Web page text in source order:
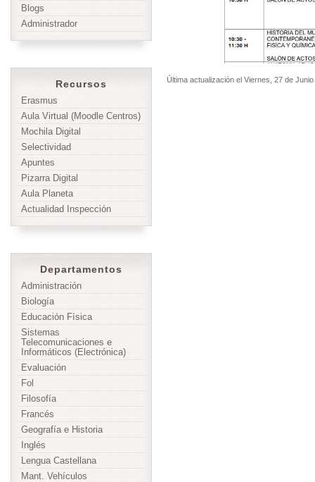
Blogs
Administrador
Recursos
Erasmus
Aula Virtual (Moodle Centros)
Mochila Digital
Selectividad
Apuntes
Pizarra Digital
Aula Planeta
Actualidad Inspección
Departamentos
Administración
Biología
Educación Física
Sistemas
Telecomunicaciones e
Informáticos (Electrónica)
Evaluación
Fol
Filosofía
Francés
Geografía e Historia
Inglés
Lengua Castellana
Mant. Vehículos
Última actualización el Viernes, 27 de